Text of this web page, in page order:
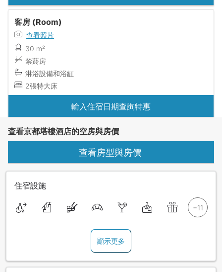
客房 (Room)
查看照片
30 m²
禁菸房
淋浴設備和浴缸
2張特大床
輸入住宿日期查詢特惠
查看京都塔樓酒店的空房與房價
查看房型與房價
住宿設施
顯示更多